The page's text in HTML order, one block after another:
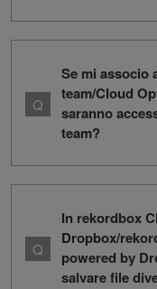
Se mi associo
team/Cloud
saranno
team?
In rekordbox
Dropbox/
powered by
salvare file